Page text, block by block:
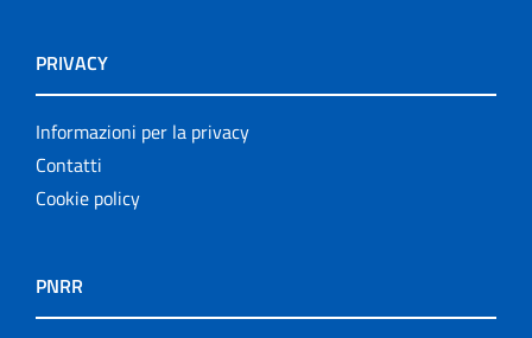
PRIVACY
Informazioni per la privacy
Contatti
Cookie policy
PNRR